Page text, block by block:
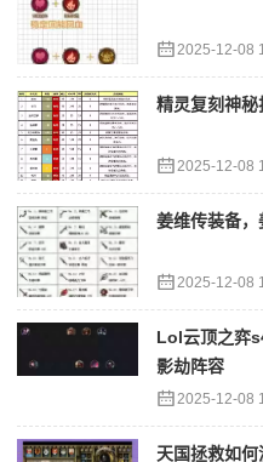
2025-12-08
精灵复刻神
2025-12-08
姜维传装备
2025-12-08
Lol云顶之弈
影劫阵容
2025-12-08
天国拯救如